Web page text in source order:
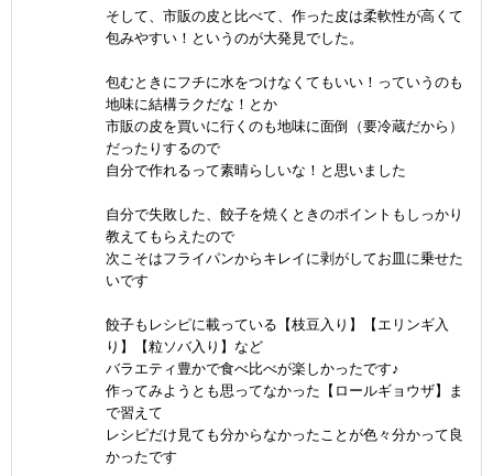
そして、市販の皮と比べて、作った皮は柔軟性が高くて
包みやすい！というのが大発見でした。
包むときにフチに水をつけなくてもいい！っていうのも
地味に結構ラクだな！とか
市販の皮を買いに行くのも地味に面倒（要冷蔵だから）
だったりするので
自分で作れるって素晴らしいな！と思いました
自分で失敗した、餃子を焼くときのポイントもしっかり
教えてもらえたので
次こそはフライパンからキレイに剥がしてお皿に乗せた
いです
餃子もレシピに載っている【枝豆入り】【エリンギ入
り】【粒ソバ入り】など
バラエティ豊かで食べ比べが楽しかったです♪
作ってみようとも思ってなかった【ロールギョウザ】ま
で習えて
レシピだけ見ても分からなかったことが色々分かって良
かったです